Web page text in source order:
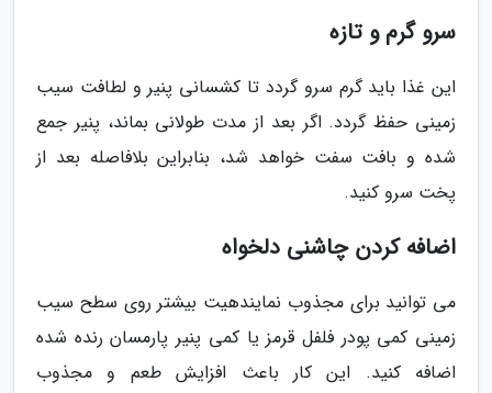
سرو گرم و تازه
این غذا باید گرم سرو گردد تا کشسانی پنیر و لطافت سیب
زمینی حفظ گردد. اگر بعد از مدت طولانی بماند، پنیر جمع
شده و بافت سفت خواهد شد، بنابراین بلافاصله بعد از
پخت سرو کنید.
اضافه کردن چاشنی دلخواه
می توانید برای مجذوب نمایندهیت بیشتر روی سطح سیب
زمینی کمی پودر فلفل قرمز یا کمی پنیر پارمسان رنده شده
اضافه کنید. این کار باعث افزایش طعم و مجذوب